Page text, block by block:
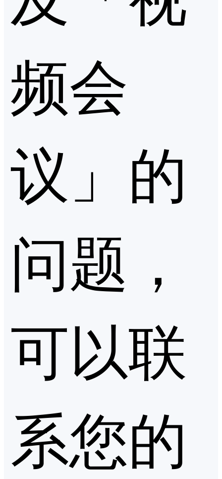
频会
议」的
问题，
可以联
系您的